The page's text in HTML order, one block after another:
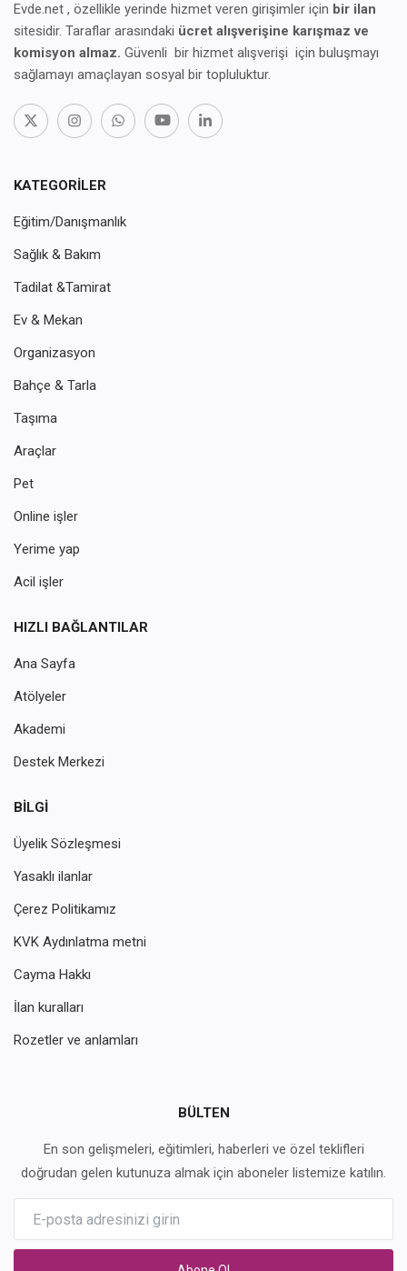
Evde.net , özellikle yerinde hizmet veren girişimler için bir ilan
sitesidir. Taraflar arasındaki ücret alışverişine karışmaz ve
komisyon almaz. Güvenli bir hizmet alışverişi için buluşmayı
sağlamayı amaçlayan sosyal bir topluluktur.
KATEGORILER
Eğitim/Danışmanlık
Sağlık & Bakım
Tadilat &Tamirat
Ev & Mekan
Organizasyon
Bahçe & Tarla
Taşıma
Araçlar
Pet
Online işler
Yerime yap
Acil işler
HIZLI BAĞLANTILAR
Ana Sayfa
Atölyeler
Akademi
Destek Merkezi
BILGI
Üyelik Sözleşmesi
Yasaklı ilanlar
Çerez Politikamız
KVK Aydınlatma metni
Cayma Hakkı
İlan kuralları
Rozetler ve anlamları
BÜLTEN
En son gelişmeleri, eğitimleri, haberleri ve özel teklifleri
doğrudan gelen kutunuza almak için aboneler listemize katılın.